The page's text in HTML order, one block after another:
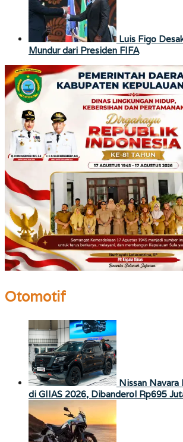
Luis Figo
Mundur dari Presiden FIFA
Otomotif
Nissan
di GIIAS 2026, Dibanderol Rp695